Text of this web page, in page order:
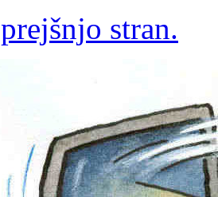
prejšnjo stran.